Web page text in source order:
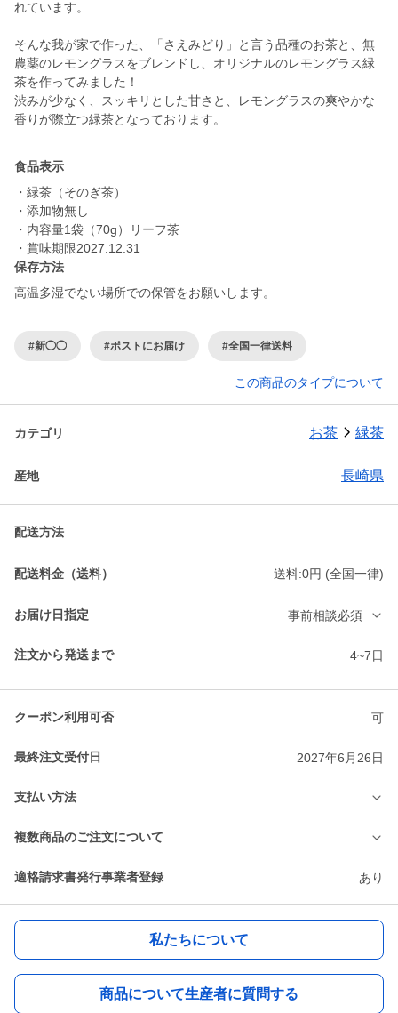
れています。
そんな我が家で作った、「さえみどり」と言う品種のお茶と、無
農薬のレモングラスをブレンドし、オリジナルのレモングラス緑
茶を作ってみました！
渋みが少なく、スッキリとした甘さと、レモングラスの爽やかな
香りが際立つ緑茶となっております。
食品表示
・緑茶（そのぎ茶）
・添加物無し
・内容量1袋（70g）リーフ茶
・賞味期限2027.12.31
保存方法
高温多湿でない場所での保管をお願いします。
#新◯◯ #ポストにお届け #全国一律送料
この商品のタイプについて
カテゴリ お茶 緑茶
産地 長崎県
配送方法
配送料金（送料） 送料:0円 (全国一律)
お届け日指定 事前相談必須
注文から発送まで 4~7日
クーポン利用可否 可
最終注文受付日 2027年6月26日
支払い方法
複数商品のご注文について
適格請求書発行事業者登録 あり
私たちについて
商品について生産者に質問する